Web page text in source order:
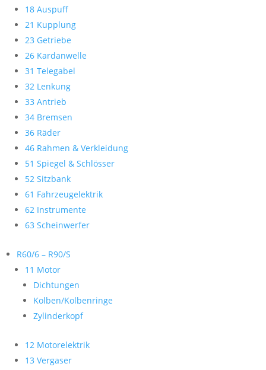
18 Auspuff
21 Kupplung
23 Getriebe
26 Kardanwelle
31 Telegabel
32 Lenkung
33 Antrieb
34 Bremsen
36 Räder
46 Rahmen & Verkleidung
51 Spiegel & Schlösser
52 Sitzbank
61 Fahrzeugelektrik
62 Instrumente
63 Scheinwerfer
R60/6 – R90/S
11 Motor
Dichtungen
Kolben/Kolbenringe
Zylinderkopf
12 Motorelektrik
13 Vergaser